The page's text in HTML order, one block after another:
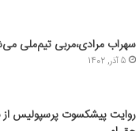
سهراب مرادی،مربی تیم‌ملی
5 آذر, 1402
روایت پیشکسوت پرسپولیس از